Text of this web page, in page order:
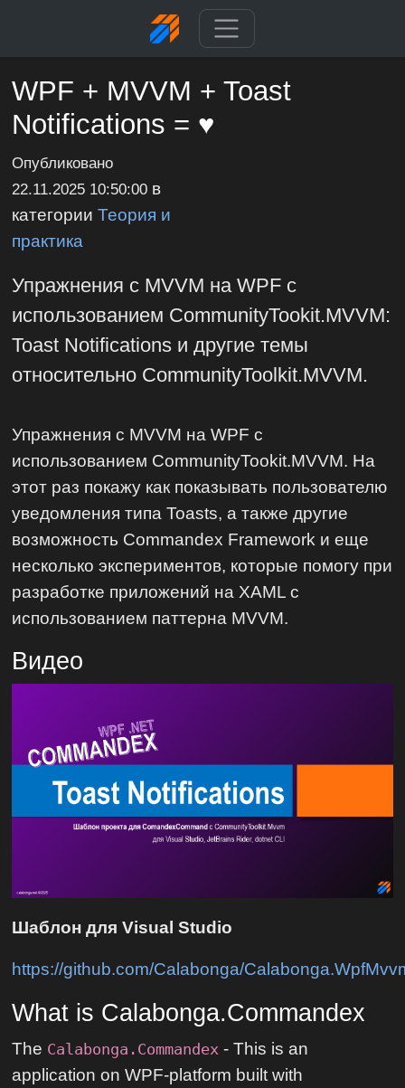
WPF + MVVM + Toast
Notifications = ♥
Опубликовано
22.11.2025 10:50:00 в
категорииТеория и
практика
Упражнения с MVVM на WPF с
использованием CommunityTookit.MVVM:
Toast Notifications и другие темы
относительно CommunityToolkit.MVVM.
Упражнения с MVVM на WPF с
использованием CommunityTookit.MVVM. На
этот раз покажу как показывать пользователю
уведомления типа Toasts, а также другие
возможность Commandex Framework и еще
несколько экспериментов, которые помогу при
разработке приложений на XAML с
использованием паттерна MVVM.
Видео
Шаблон для Visual Studio
https://github.com/Calabonga/
What is Calabonga.Commandex
The Calabonga.Commandex - This is an
application on WPF-platform built with